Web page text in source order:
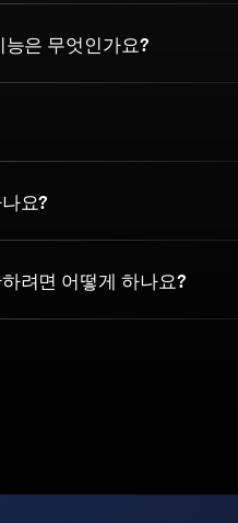
은 무엇인가요?
요?
려면 어떻게 하나요?